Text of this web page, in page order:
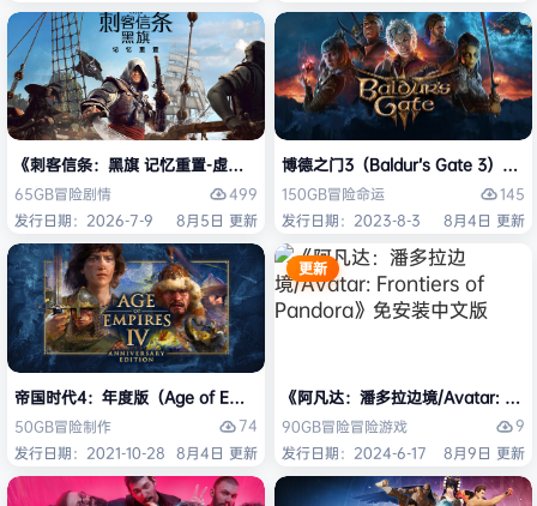
《刺客信条：黑旗 记忆重置-虚拟机版/Assassin’s Creed Black Flag
65GB冒险剧情
499
发行日期：2026-7-9
8月5日 更新
博德之门3（Baldur’s Gate 3）免安
150GB冒险命运
145
发行日期：2023-8-3
8月4日 更新
帝国时代4：年度版（Age of Empires IV: Anniversary Edition）免安装
50GB冒险制作
74
发行日期：2021-10-28 8月4日 更新
更新
《阿凡达：潘多拉边境/Avatar:
90GB冒险冒险游戏
9
发行日期：2024-6-17
8月9日 更新